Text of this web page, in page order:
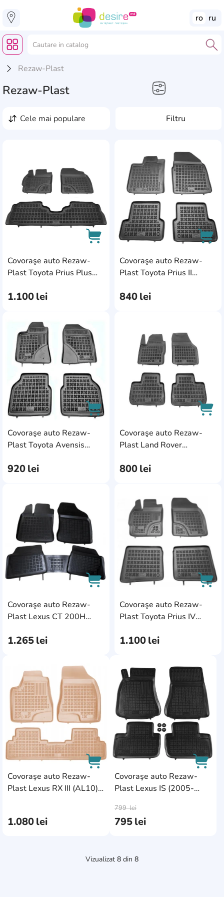
ro ru
Rezaw-Plast
Rezaw-Plast
Filtru
cele mai populare
Covoraşe auto Rezaw-
Plast Toyota Prius Plus
1.100lei
AddCardToFavourite
AddCardToCart
Covoraşe auto Rezaw-
Plast Toyota Prius II
(47259)
840lei
Covoraşe auto Rezaw-
Plast Toyota Avensis
920lei
AddCardToCart
Covoraşe auto Rezaw-
Plast Land Rover
800lei
Covoraşe auto Rezaw-
Plast Lexus CT 200H
1.265lei
AddCardToFavourite
AddCardToCart
Covoraşe auto Rezaw-
Plast Toyota Prius IV
1.100lei
Covoraşe auto Rezaw-
Plast Lexus RX III (AL10)
1.080lei
AddCardToFavourite
Covoraşe auto Rezaw-
Plast Lexus IS (2005-
795lei
799lei
Vizualizat 8 din 8